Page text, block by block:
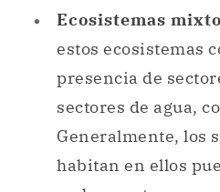
Ecosistemas
estos ecosistemas
presencia de
sectores de agua,
Generalmente, los
habitan en ellos